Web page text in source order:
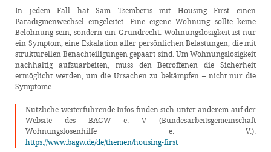
In jedem Fall hat Sam Tsemberis mit Housing First einen
Paradigmenwechsel eingeleitet. Eine eigene Wohnung sollte keine
Belohnung sein, sondern ein Grundrecht. Wohnungslosigkeit ist nur
ein Symptom, eine Eskalation aller persönlichen Belastungen, die mit
strukturellen Benachteiligungen gepaart sind. Um Wohnungslosigkeit
nachhaltig aufzuarbeiten, muss den Betroffenen die Sicherheit
ermöglicht werden, um die Ursachen zu bekämpfen – nicht nur die
Symptome.
Nützliche weiterführende Infos finden sich unter anderem auf der
Website des BAGW e. V (Bundesarbeitsgemeinschaft
Wohnungslosenhilfe e. V.):
https://www.bagw.de/de/themen/housing-first